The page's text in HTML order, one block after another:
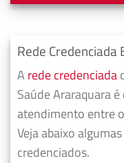
Rede
A rede credenciada
Saúde Araraquara
atendimento entre
Veja abaixo
credenciados.